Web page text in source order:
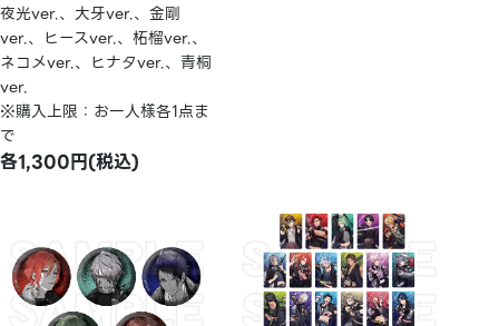
夜光ver.、大牙ver.、金剛
ver.、ヒースver.、柘榴ver.、
ネコメver.、ヒナタver.、青桐
ver.
※購入上限：お一人様各1点ま
で
各1,300円(税込)